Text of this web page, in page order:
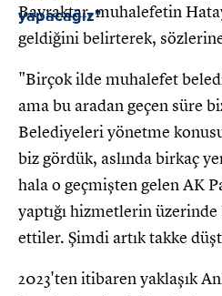
Bayraktar, muhalefetin
geldiğini belirterek,
"Birçok ilde muhalefet
ama bu aradan geçen süre
Belediyeleri yönetme
biz gördük, aslında birkaç
hala o geçmişten gelen AK
yaptığı hizmetlerin
ettiler. Şimdi artık takke
2023'ten itibaren yaklaşık